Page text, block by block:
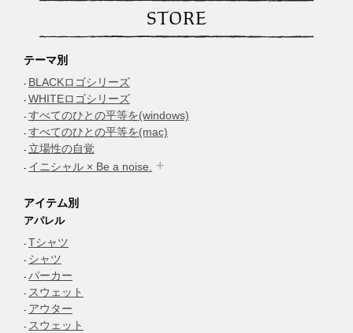
STORE
テーマ別
BLACKロゴシリーズ
WHITEロゴシリーズ
すべてのひとの平等を(windows)
すべてのひとの平等を(mac)
立場性の自覚
イニシャル × Be a noise.
アイテム別
アパレル
Tシャツ
シャツ
パーカー
スウェット
アウター
スウェット